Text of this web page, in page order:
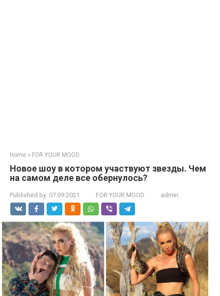
Home » FOR YOUR MOOD
Новое шоу в котором участвуют звезды. Чем
на самом деле все обернулось?
Published by: 07.09.2021 FOR YOUR MOOD admin